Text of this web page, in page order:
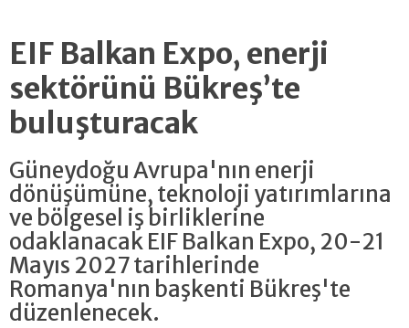
EIF Balkan Expo, enerji
sektörünü Bükreş’te
buluşturacak
Güneydoğu Avrupa'nın enerji
dönüşümüne, teknoloji yatırımlarına
ve bölgesel iş birliklerine
odaklanacak EIF Balkan Expo, 20-21
Mayıs 2027 tarihlerinde
Romanya'nın başkenti Bükreş'te
düzenlenecek.